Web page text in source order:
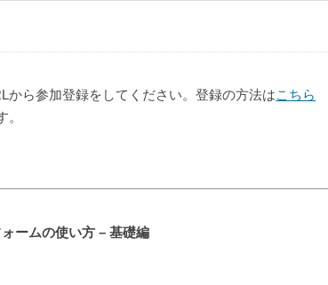
から参加登録をしてください。登録の方法はこちら
ームの使い方 – 基礎編